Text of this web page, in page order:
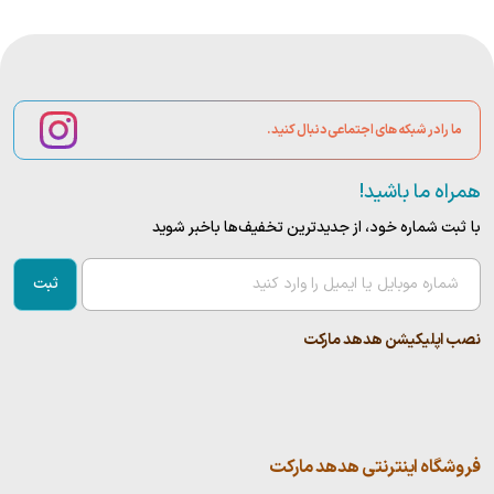
ما را در شبکه های اجتماعی دنبال کنید.
همراه ما باشید!
با ثبت شماره خود، از جدید‌ترین تخفیف‌ها با‌خبر شوید
ثبت
نصب اپلیکیشن هدهد مارکت
فروشگاه اینترنتی هدهد مارکت